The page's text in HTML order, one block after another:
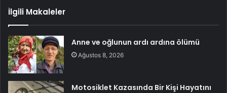
İlgili Makaleler
Anne ve oğlunun ardı ardına ölümü
Ağustos 8, 2026
Motosiklet Kazasında Bir Kişi Hayatını